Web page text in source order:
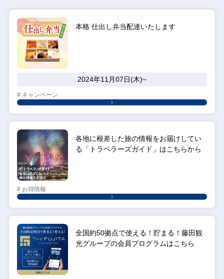
本格 仕出し弁当配達いたします
2024年11月07日(木)~
# キャンペーン
各地に根差した旅の情報をお届けしてい
る「トラベラーズガイド」はこちらから
# お得情報
全国約50拠点で使える！貯まる！藤田観
光グループの会員プログラムはこちら